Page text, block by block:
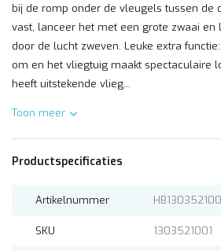
bij de romp onder de vleugels tussen de
vast, lanceer het met een grote zwaai en
door de lucht zweven. Leuke extra
om en het vliegtuig maakt spectaculaire
heeft uitstekende vlieg...
Toon meer
Productspecificaties
Artikelnummer
SKU 1303521001